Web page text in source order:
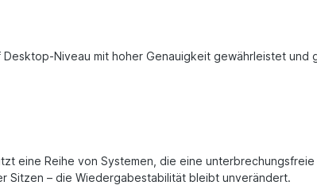
Niveau mit hoher Genauigkeit gewährleistet
eine Reihe von Systemen, die eine
Sitzen – die Wiedergabestabilität bleibt unverändert.